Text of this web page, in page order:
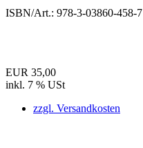
ISBN/Art.: 978-3-03860-458-7
EUR 35,00
inkl. 7 % USt
zzgl. Versandkosten